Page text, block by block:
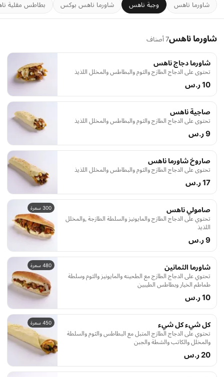
شاورما ناهس وجبة ناهس شاورما ناهس بوكس بطاطس مقلية
شاورما ناهس7 أصناف
شاورما دجاج ناهس
تحتوي على الدجاج الطازج والثوم والبطاطس والمخلل اللذيذ
10 ر.س
صاجية ناهس
تحتوي على الدجاج الطازج والثوم والبطاطس والمخلل اللذيذ
9 ر.س
صاروخ شاورما ناهس
تحتوي على الدجاج الطازج والثوم والبطاطس والمخلل اللذيذ
17 ر.س
300 سعرة صامولي ناهس
تحتوي على الدجاج الطازج والمايونيز والسلطة الطازجة ,والمخلل
اللذيذ
9 ر.س
480 سعرة شاورما الثمانين
تحتوي على الدجاج الطازج مع الطحينه والمايونيز والثوم وسلطة
طماطم الخيار وبطاطس الطيبين
10 ر.س
450 سعرة كل شيء كل شيء
تحتوي على الدجاج الطازج المتبل مع البطاطس والثوم والسلطة
والمخلل والكاتب والشطة والجبن
20 ر.س